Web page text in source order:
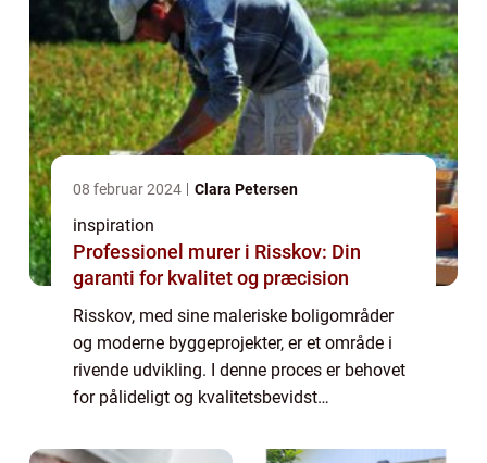
08 februar 2024 Clara Petersen
inspiration
Professionel murer i Risskov: Din
garanti for kvalitet og præcision
Risskov, med sine maleriske boligområder
og moderne byggeprojekter, er et område i
rivende udvikling. I denne proces er behovet
for pålideligt og kvalitetsbevidst
professionelle murer kommer ind i billedet....